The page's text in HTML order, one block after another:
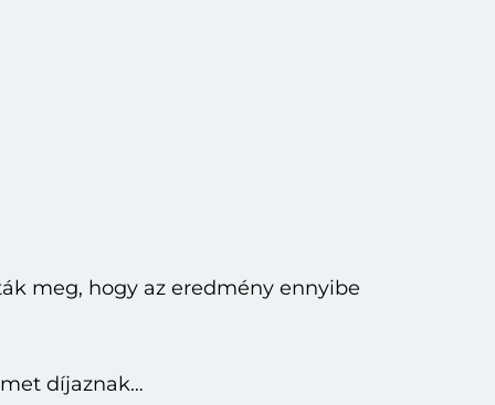
meg, hogy az eredmény ennyibe
díjaznak…